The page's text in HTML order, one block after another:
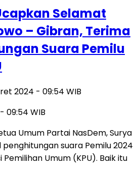
Selamat
– Gibran, Terima
Suara Pemilu
2024 - 09:54 WIB
09:54 WIB
Umum Partai NasDem, Surya
suara Pemilu 2024
Umum (KPU). Baik itu